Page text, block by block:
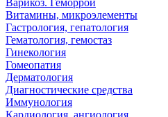
Варикоз. Геморрой
Витамины, микроэлементы
Гастрология, гепатология
Гематология, гемостаз
Гинекология
Гомеопатия
Дерматология
Диагностические средства
Иммунология
Кардиология, ангиология